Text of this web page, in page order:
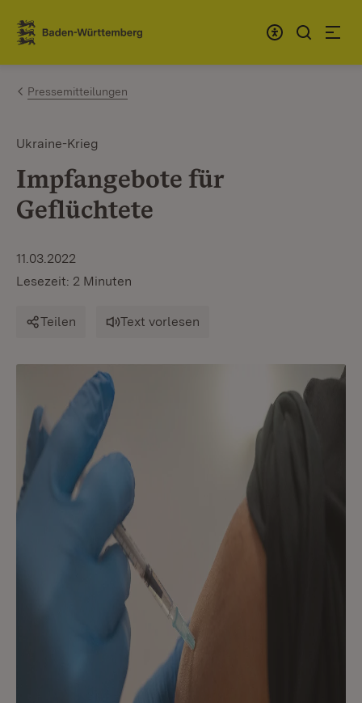
Zum Inhalt springen
Link zur Startseite
Pressemitteilungen
Ukraine-Krieg
Impfangebote für
Geflüchtete
11.03.2022
Lesezeit: 2 Minuten
Teilen Text vorlesen